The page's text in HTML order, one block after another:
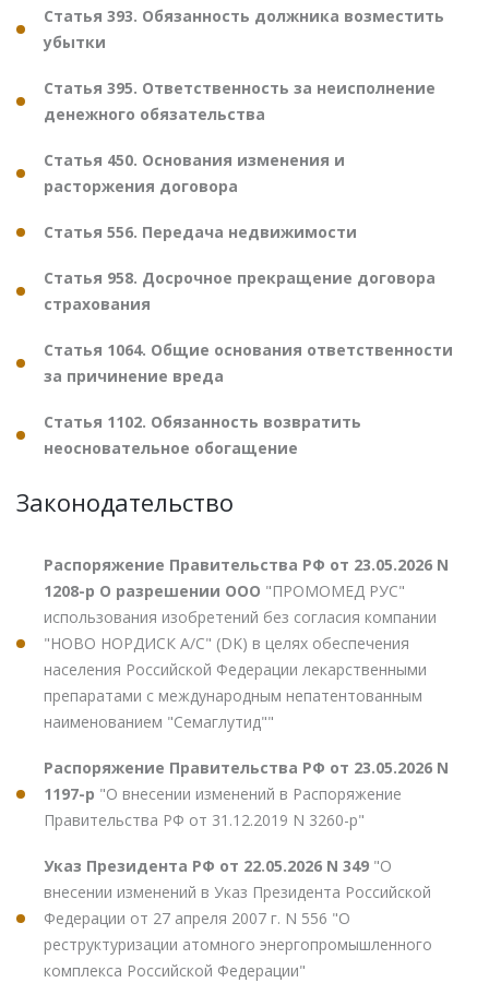
Статья 393. Обязанность должника возместить
убытки
Статья 395. Ответственность за неисполнение
денежного обязательства
Статья 450. Основания изменения и
расторжения договора
Статья 556. Передача недвижимости
Статья 958. Досрочное прекращение договора
страхования
Статья 1064. Общие основания ответственности
за причинение вреда
Статья 1102. Обязанность возвратить
неосновательное обогащение
Законодательство
Распоряжение Правительства РФ от 23.05.2026 N
1208-р О разрешении ООО "ПРОМОМЕД РУС"
использования изобретений без согласия компании
"НОВО НОРДИСК А/С" (DK) в целях обеспечения
населения Российской Федерации лекарственными
препаратами с международным непатентованным
наименованием "Семаглутид""
Распоряжение Правительства РФ от 23.05.2026 N
1197-р "О внесении изменений в Распоряжение
Правительства РФ от 31.12.2019 N 3260-р"
Указ Президента РФ от 22.05.2026 N 349 "О
внесении изменений в Указ Президента Российской
Федерации от 27 апреля 2007 г. N 556 "О
реструктуризации атомного энергопромышленного
комплекса Российской Федерации"